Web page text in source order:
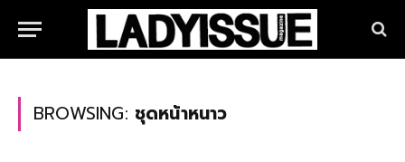
BROWSING: ชุดหน้าหนาว